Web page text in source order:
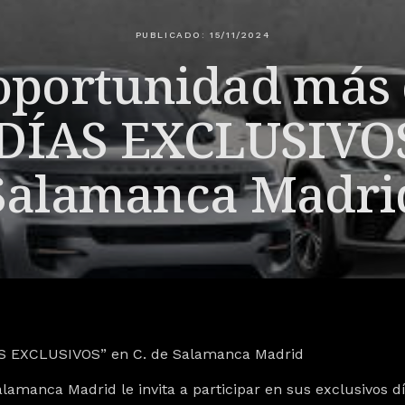
PUBLICADO: 15/11/2024
más
en C. de Salamanca Madrid
Madrid le invita a participar en sus exclusivos